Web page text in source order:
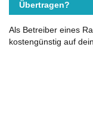
Übertragen?
Als Betreiber eines
kostengünstig auf